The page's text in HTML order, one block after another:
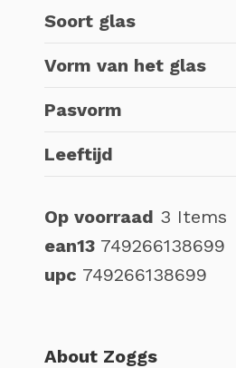
Soort glas
Vorm van het glas
Pasvorm
Leeftijd
Op voorraad 3 Items
ean13 749266138699
upc 749266138699
About Zoggs